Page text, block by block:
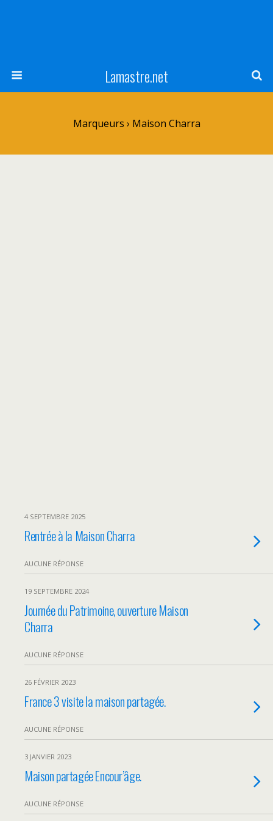
Lamastre.net
Marqueurs › Maison Charra
4 SEPTEMBRE 2025
Rentrée à la Maison Charra
AUCUNE RÉPONSE
19 SEPTEMBRE 2024
Journée du Patrimoine, ouverture Maison
Charra
AUCUNE RÉPONSE
26 FÉVRIER 2023
France 3 visite la maison partagée.
AUCUNE RÉPONSE
3 JANVIER 2023
Maison partagée Encour’âge.
AUCUNE RÉPONSE